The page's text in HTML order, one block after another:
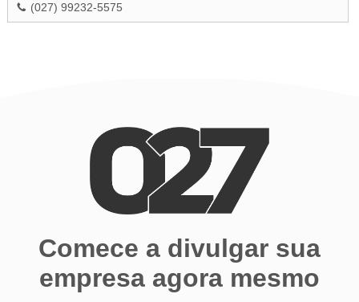
(027) 99232-5575
Comece a divulgar sua
empresa agora mesmo